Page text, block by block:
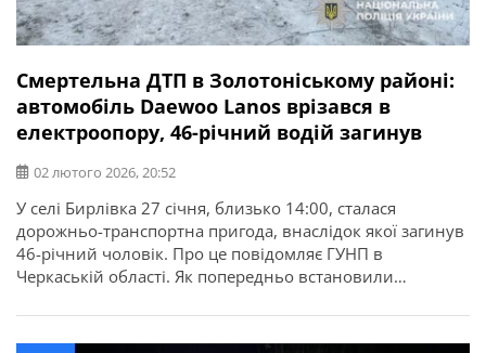
Смертельна ДТП в Золотоніському районі:
автомобіль Daewoo Lanos врізався в
електроопору, 46-річний водій загинув
02 лютого 2026, 20:52
У селі Бирлівка 27 січня, близько 14:00, сталася
дорожньо-транспортна пригода, внаслідок якої загинув
46-річний чоловік. Про це повідомляє ГУНП в
Черкаській області. Як попередньо встановили
Lanos», рухаючись вулицею Центральною, не впорався
з керуванням та допустив наїзд на бетонну